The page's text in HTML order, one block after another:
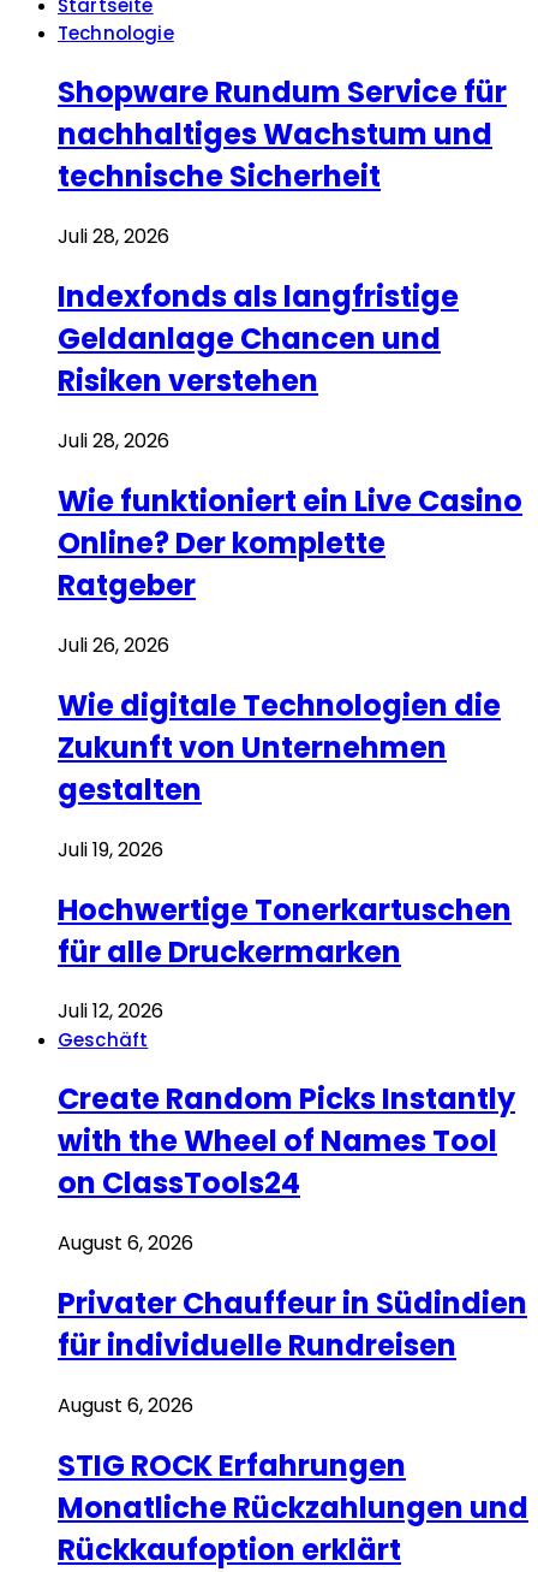
Startseite
Technologie
Shopware Rundum Service für
nachhaltiges Wachstum und
technische Sicherheit
Juli 28, 2026
Indexfonds als langfristige
Geldanlage Chancen und
Risiken verstehen
Juli 28, 2026
Wie funktioniert ein Live Casino
Online? Der komplette
Ratgeber
Juli 26, 2026
Wie digitale Technologien die
Zukunft von Unternehmen
gestalten
Juli 19, 2026
Hochwertige Tonerkartuschen
für alle Druckermarken
Juli 12, 2026
Geschäft
Create Random Picks Instantly
with the Wheel of Names Tool
on ClassTools24
August 6, 2026
Privater Chauffeur in Südindien
für individuelle Rundreisen
August 6, 2026
STIG ROCK Erfahrungen
Monatliche Rückzahlungen und
Rückkaufoption erklärt